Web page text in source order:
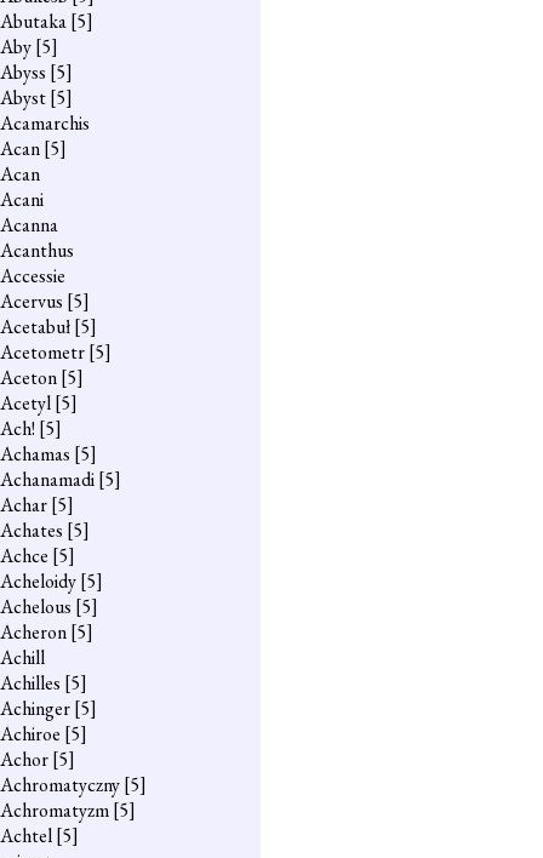
Abutaka[5]
Aby[5]
Abyss [5]
Abyst[5]
Acamarchis
Acan[5]
Acan
Acani
Acanna
Acanthus
Accessie
Acervus [5]
Acetabuł[5]
Acetometr[5]
Aceton[5]
Acetyl[5]
Ach! [5]
Achamas [5]
Achanamadi[5]
Achar[5]
Achates [5]
Achce [5]
Acheloidy[5]
Achelous [5]
Acheron[5]
Achill
Achilles [5]
Achinger[5]
Achiroe [5]
Achor[5]
Achromatyczny[5]
Achromatyzm[5]
Achtel[5]